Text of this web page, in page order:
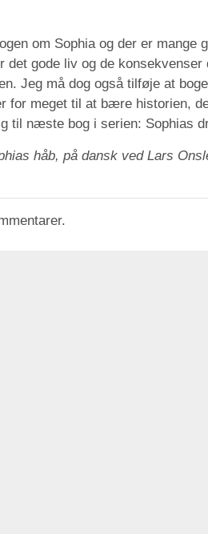
om Sophia og der er mange
det gode liv og de konsekvenser
Jeg må dog også tilføje at
for meget til at bære historien,
til næste bog i serien: Sophias
håb, på dansk ved Lars